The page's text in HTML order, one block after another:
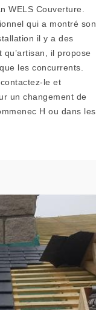
WELS Couverture.
qui a montré son
il y a des
qu’artisan, il propose
les concurrents.
le et
un changement de
H ou dans les